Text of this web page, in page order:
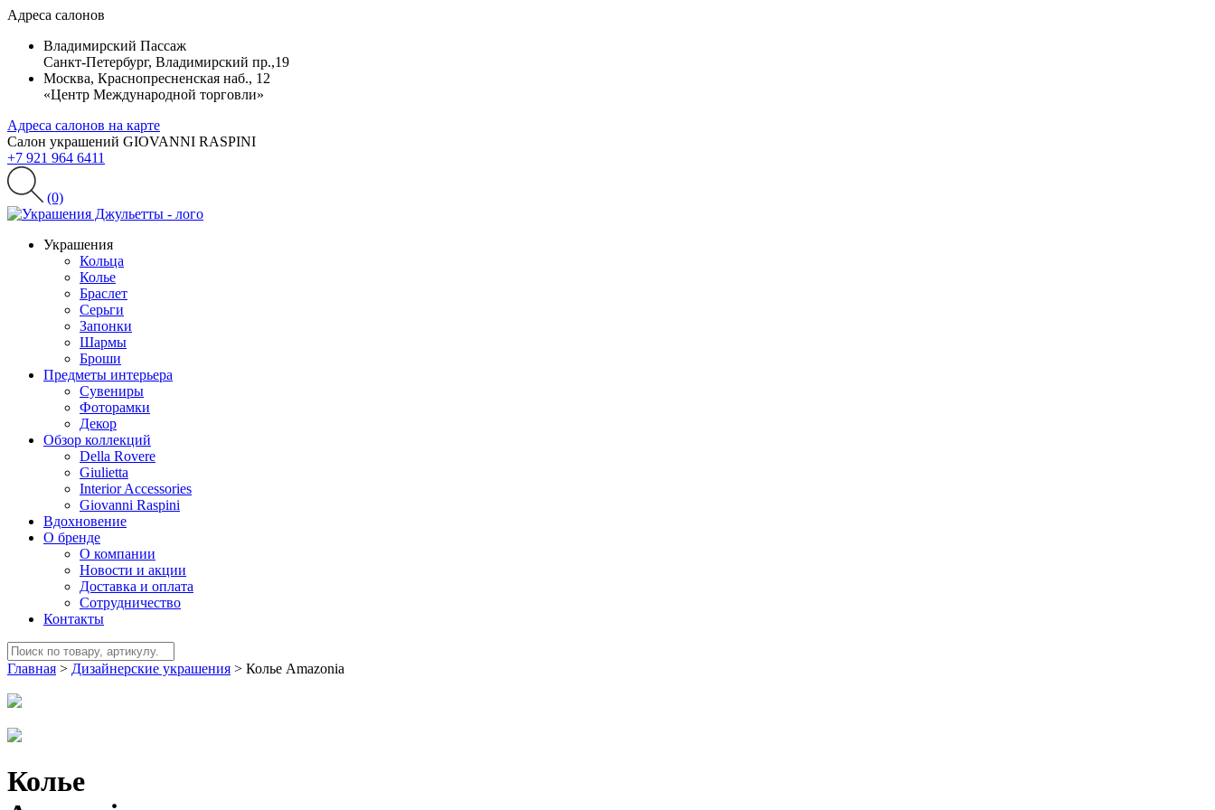
Адреса салонов
Владимирский Пассаж
Санкт-Петербург, Владимирский пр.,19
Москва, Краснопресненская наб., 12
«Центр Международной торговли»
Адреса салонов на карте
Салон украшений GIOVANNI RASPINI
+7 921 964 6411
(0)
Украшения
Кольца
Колье
Браслет
Серьги
Запонки
Шармы
Броши
Предметы интерьера
Сувениры
Фоторамки
Декор
Обзор коллекций
Della Rovere
Giulietta
Interior Accessories
Giovanni Raspini
Вдохновение
О бренде
О компании
Новости и акции
Доставка и оплата
Сотрудничество
Контакты
Главная > Дизайнерские украшения > Колье Amazonia
Колье